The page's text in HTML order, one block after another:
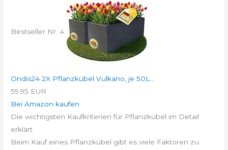
Bestseller Nr. 4
Ondis24 2X Pflanzkübel Vulkano, je 50L...
59,95 EUR
Bei Amazon kaufen
Die wichtigsten Kaufkriterien für Pflanzkübel im Detail
erklärt
Beim Kauf eines Pflanzkübel gibt es viele Faktoren zu